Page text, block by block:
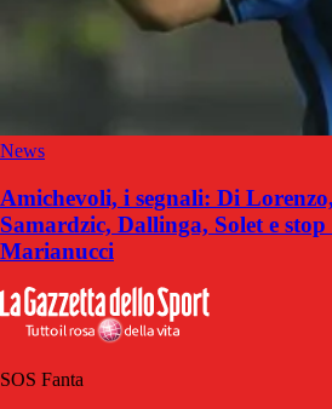
News
Amichevoli, i segnali: Di
Samardzic, Dallinga, Solet e stop
Marianucci
SOS Fanta